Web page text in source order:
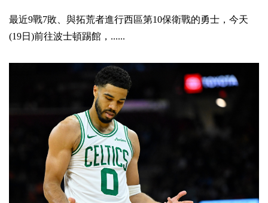
最近9戰7敗、與拓荒者進行西區第10保衛戰的勇士，今天
(19日)前往波士頓踢館，......